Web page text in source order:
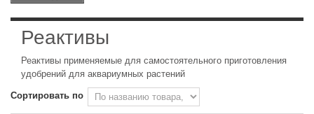
Реактивы
Реактивы применяемые для самостоятельного приготовления
удобрений для аквариумных растений
Сортировать по